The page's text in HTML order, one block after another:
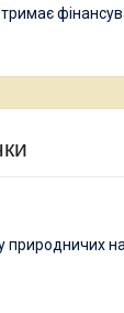
отримає
природничих